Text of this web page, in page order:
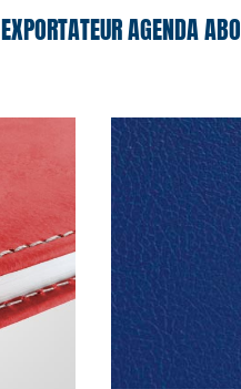
EXPORTATEUR AGENDA